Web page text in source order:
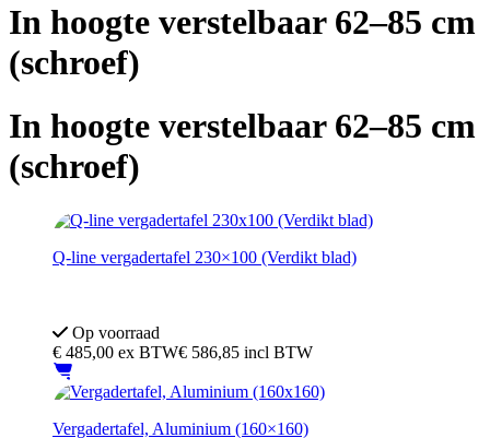
In hoogte verstelbaar 62–85 cm
(schroef)
In hoogte verstelbaar 62–85 cm
(schroef)
Q-line vergadertafel 230×100 (Verdikt blad)
Op voorraad
€ 485,00 ex BTW€ 586,85 incl BTW
Vergadertafel, Aluminium (160×160)